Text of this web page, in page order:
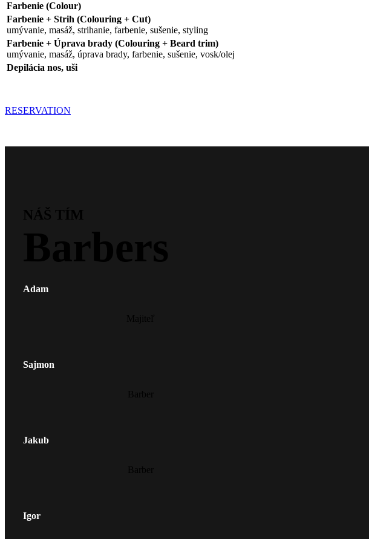
Farbenie (Colour)
Farbenie + Strih (Colouring + Cut)
umývanie, masáž, strihanie, farbenie, sušenie, styling
Farbenie + Úprava brady (Colouring + Beard trim)
umývanie, masáž, úprava brady, farbenie, sušenie, vosk/olej
Depilácia nos, uši
RESERVATION
Adam
Sajmon
Jakub
Igor